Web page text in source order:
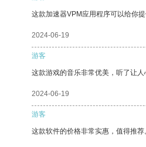
这款加速器VPM应用程序可以给你
2024-06-19
游客
这款游戏的音乐非常优美，听了让人
2024-06-19
游客
这款软件的价格非常实惠，值得推荐